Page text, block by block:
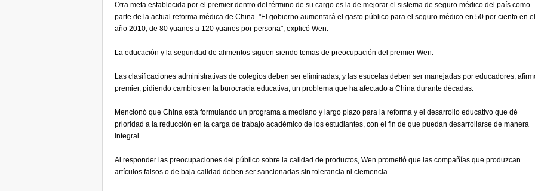
Otra meta establecida por el premier dentro del término de su cargo es la de mejorar el sistema de seguro médico del país como
parte de la actual reforma médica de China. "El gobierno aumentará el gasto público para el seguro médico en 50 por ciento en el
año 2010, de 80 yuanes a 120 yuanes por persona", explicó Wen.
La educación y la seguridad de alimentos siguen siendo temas de preocupación del premier Wen.
Las clasificaciones administrativas de colegios deben ser eliminadas, y las esucelas deben ser manejadas por educadores,
premier, pidiendo cambios en la burocracia educativa, un problema que ha afectado a China durante décadas.
Mencionó que China está formulando un programa a mediano y largo plazo para la reforma y el desarrollo educativo que dé
prioridad a la reducción en la carga de trabajo académico de los estudiantes, con el fin de que puedan desarrollarse de manera
integral.
Al responder las preocupaciones del público sobre la calidad de productos, Wen prometió que las compañías que produzcan
artículos falsos o de baja calidad deben ser sancionadas sin tolerancia ni clemencia.